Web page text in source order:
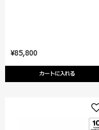
¥85,800
カートに入れる